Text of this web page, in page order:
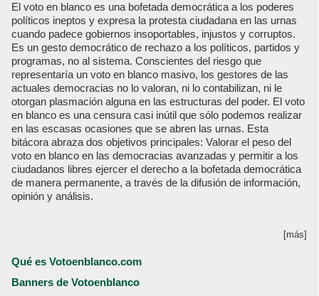
El voto en blanco es una bofetada democrática a los poderes
políticos ineptos y expresa la protesta ciudadana en las urnas
cuando padece gobiernos insoportables, injustos y corruptos.
Es un gesto democrático de rechazo a los políticos, partidos y
programas, no al sistema. Conscientes del riesgo que
representaría un voto en blanco masivo, los gestores de las
actuales democracias no lo valoran, ni lo contabilizan, ni le
otorgan plasmación alguna en las estructuras del poder. El voto
en blanco es una censura casi inútil que sólo podemos realizar
en las escasas ocasiones que se abren las urnas. Esta
bitácora abraza dos objetivos principales: Valorar el peso del
voto en blanco en las democracias avanzadas y permitir a los
ciudadanos libres ejercer el derecho a la bofetada democrática
de manera permanente, a través de la difusión de información,
opinión y análisis.
[más]
Qué es Votoenblanco.com
Banners de Votoenblanco